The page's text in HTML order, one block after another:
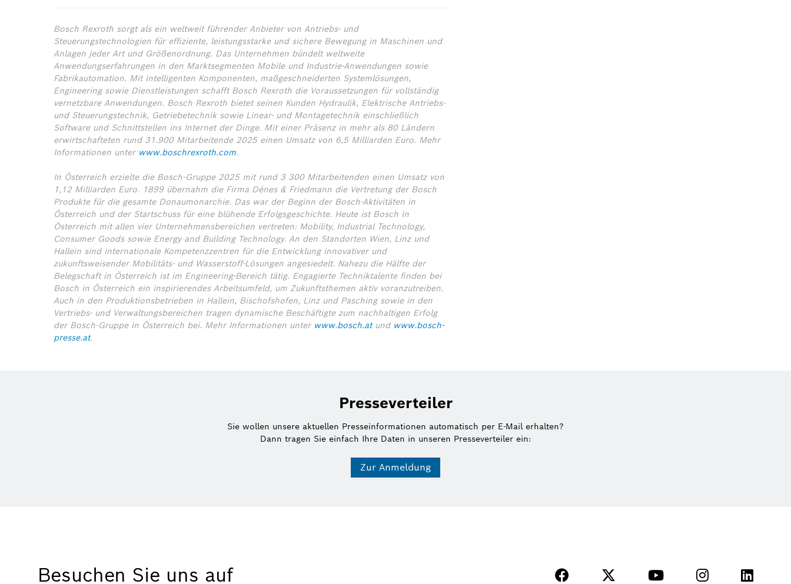
Bosch Rexroth sorgt als ein weltweit führender Anbieter von Antriebs- und
Steuerungstechnologien für effiziente, leistungsstarke und sichere Bewegung in Maschinen und
Anlagen jeder Art und Größenordnung. Das Unternehmen bündelt weltweite
Anwendungserfahrungen in den Marktsegmenten Mobile und Industrie-Anwendungen sowie
Fabrikautomation. Mit intelligenten Komponenten, maßgeschneiderten Systemlösungen,
Engineering sowie Dienstleistungen schafft Bosch Rexroth die Voraussetzungen für vollständig
vernetzbare Anwendungen. Bosch Rexroth bietet seinen Kunden Hydraulik, Elektrische Antriebs-
und Steuerungstechnik, Getriebetechnik sowie Linear- und Montagetechnik einschließlich
Software und Schnittstellen ins Internet der Dinge. Mit einer Präsenz in mehr als 80 Ländern
erwirtschafteten rund 31.900 Mitarbeitende 2025 einen Umsatz von 6,5 Milliarden Euro. Mehr
Informationen unter www.boschrexroth.com.
In Österreich erzielte die Bosch-Gruppe 2025 mit rund 3 300 Mitarbeitenden einen Umsatz von
1,12 Milliarden Euro. 1899 übernahm die Firma Dénes & Friedmann die Vertretung der Bosch
Produkte für die gesamte Donaumonarchie. Das war der Beginn der Bosch-Aktivitäten in
Österreich und der Startschuss für eine blühende Erfolgsgeschichte. Heute ist Bosch in
Österreich mit allen vier Unternehmensbereichen vertreten: Mobility, Industrial Technology,
Consumer Goods sowie Energy and Building Technology. An den Standorten Wien, Linz und
Hallein sind internationale Kompetenzzentren für die Entwicklung innovativer und
zukunftsweisender Mobilitäts- und Wasserstoff-Lösungen angesiedelt. Nahezu die Hälfte der
Belegschaft in Österreich ist im Engineering-Bereich tätig. Engagierte Techniktalente finden bei
Bosch in Österreich ein inspirierendes Arbeitsumfeld, um Zukunftsthemen aktiv voranzutreiben.
Auch in den Produktionsbetrieben in Hallein, Bischofshofen, Linz und Pasching sowie in den
Vertriebs- und Verwaltungsbereichen tragen dynamische Beschäftigte zum nachhaltigen Erfolg
der Bosch-Gruppe in Österreich bei. Mehr Informationen unter www.bosch.atund www.bosch-
presse.at.
Presseverteiler
Sie wollen unsere aktuellen Presseinformationen automatisch per E-Mail erhalten?
Dann tragen Sie einfach Ihre Daten in unseren Presseverteiler ein:
Zur Anmeldung
Besuchen Sie uns auf